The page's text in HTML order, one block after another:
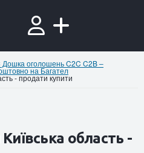
оголошень C2C C2B –
на Багател
- продати купити
область -